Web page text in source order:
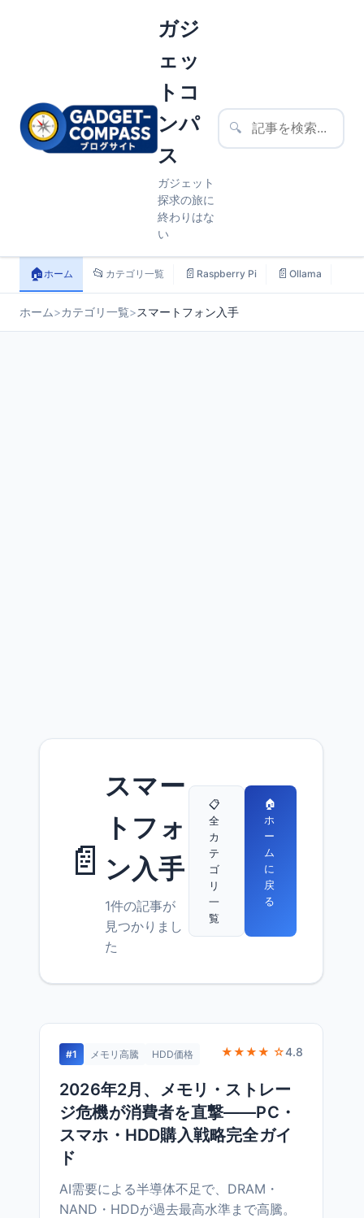
ガジ
ェッ
トコ
ンパ
ス
ガジェット
探求の旅に
終わりはな
い
🔍
🏠ホーム 📂 カテゴリ一覧 📄 Raspberry Pi 📄 Ollama
ホーム>カテゴリ一覧>スマートフォン入手
📄
スマー
トフォ
ン入手
1件の記事が
見つかりまし
た
📋
全
カ
テ
ゴ
リ
一
覧
🏠
ホ
ー
ム
に
戻
る
#1 メモリ高騰 HDD価格 ★★★★ ☆4.8
2026年2月、メモリ・ストレー
ジ危機が消費者を直撃——PC・
スマホ・HDD購入戦略完全ガイ
ド
AI需要による半導体不足で、DRAM・
NAND・HDDが過去最高水準まで高騰。